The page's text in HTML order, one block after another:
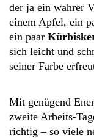
der ja ein wahrer
einem Apfel, ein
ein paar
sich leicht und
seiner Farbe
Mit genügend
zweite Arbeits-
richtig – so viele